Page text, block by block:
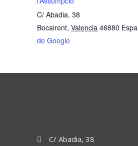
C/ Abadia, 38
Bocairent, Valencia 46880
de Google
C/ Abadia, 38